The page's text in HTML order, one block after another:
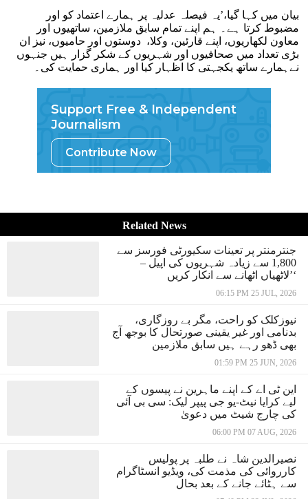
بیان میں کہا گیا،’یہ فیصلہ عدلیہ پر ہمارے اعتماد کو اور
مضبوط کرتا ہے۔ ہم اپنے تمام سابق ملازمین، ساتھیوں اور
معاون لکھاریوں، اپنے قارئین، وکلا، دوستوں اور حامیوں، نیز ان
بڑی تعداد میں صحافیوں اور شہریوں کے شکر گزار ہیں جنہوں
نےہمارے ساتھ یکجہتی کا اظہار کیا اور ہماری حمایت کی۔
Support Free & Independent
Journalism
Contribute Now
Related News
جنترمنتر پر تعینات سکیورٹی فورسز سے
1,800 سے زیادہ شہریوں کی اپیل –
’لاٹھیاں اٹھانے سے انکار کریں‘
06:15 PM 25 JUL, 2026
نیوزکلک کو راحت، مگر بے روزگاری،
بدنامی اور غیر یقینی صورتحال کا بوجھ آج
بھی ڈھو رہے ہیں سابق ملازمین
01:59 PM 25 JUN, 2026
این ٹی اے کے اپنے ماہرین نے پیسوں کے
لیے کرایا نیٹ-یو جی پیپر لیک: سی بی آئی
کی چارج شیٹ میں دعویٰ
06:00 PM 07 AUG, 2026
نصیرالدین شاہ نے طلبہ پر پولیس
کارروائی کی مذمت کی، ویڈیو انسٹاگرام
سے ہٹائے جانے کے بعد بحال